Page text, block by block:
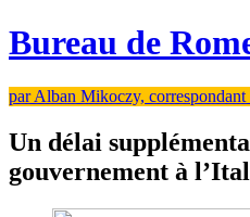
Bureau de
par Alban Mikoczy, correspondant
Un délai
gouvernement à